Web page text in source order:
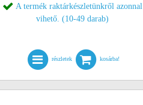
A termék raktárkészletünkről azonnal
vihető. (10-49 darab)
részletek kosárba!